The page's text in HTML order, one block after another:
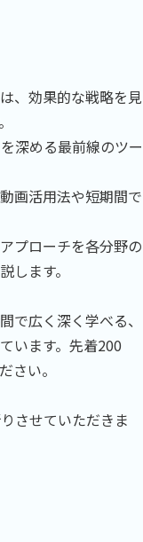
、効果的な戦略を見
深める最前線のツー
画活用法や短期間で
プローチを各分野の
します。
で広く深く学べる、
います。先着200
さい。
させていただきま